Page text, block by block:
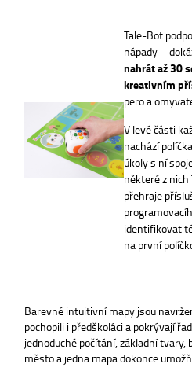
Tale-Bot
nápady –
nahrát až 30
kreativním
pero a
V levé části
nachází
úkoly s ní
některé z nich
přehraje
identifikovat
na první
Barevné intuitivní mapy jsou
pochopili i předškoláci a pokrývají
jednoduché počítání, základní tvary,
město a jedna mapa dokonce